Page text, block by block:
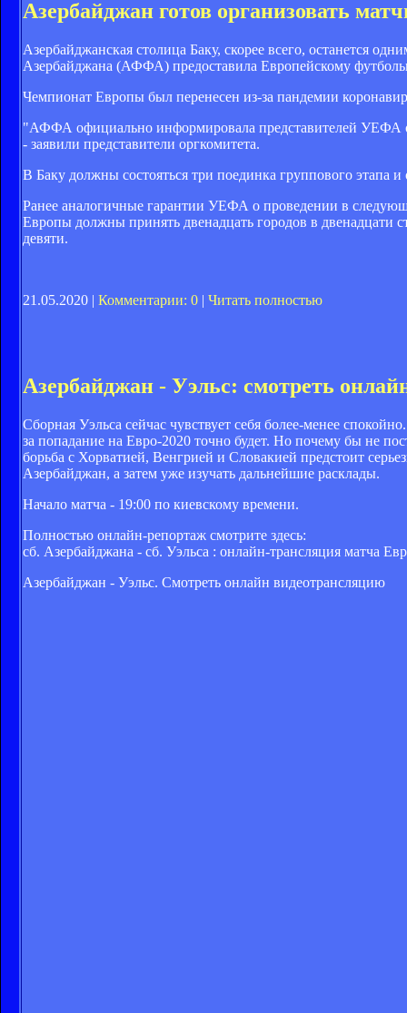
Азербайджан готов организовать
Азербайджанская столица Баку, скорее всего, останется
Азербайджана (АФФА) предоставила Европейскому
Чемпионат Европы был перенесен из-за пандемии
"АФФА официально информировала представителей УЕФА о
- заявили представители оргкомитета.
В Баку должны состояться три поединка группового этапа
Ранее аналогичные гарантии УЕФА о проведении в
Европы должны принять двенадцать городов в
девяти.
21.05.2020 | Комментарии: 0 | Читать полностью
Азербайджан - Уэльс: смотреть
Сборная Уэльса сейчас чувствует себя более-менее
за попадание на Евро-2020 точно будет. Но почему бы не
борьба с Хорватией, Венгрией и Словакией предстоит
Азербайджан, а затем уже изучать дальнейшие расклады.
Начало матча - 19:00 по киевскому времени.
Полностью онлайн-репортаж смотрите здесь:
сб. Азербайджана - сб. Уэльса : онлайн-трансляция матча
Азербайджан - Уэльс. Смотреть онлайн видеотрансляцию